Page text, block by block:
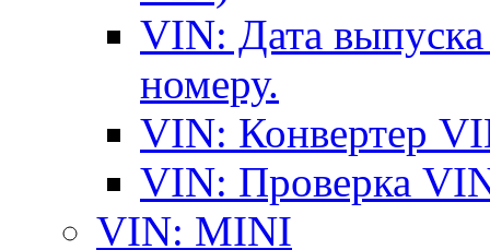
VIN: Дата
номеру.
VIN: Конвертер
VIN: Проверка
VIN: MINI